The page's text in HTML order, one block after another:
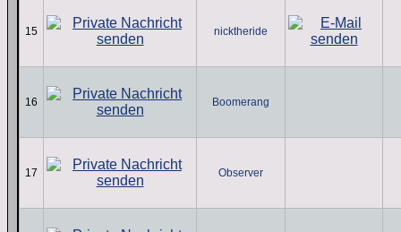
15 nicktheride
16 Boomerang
17 Observer